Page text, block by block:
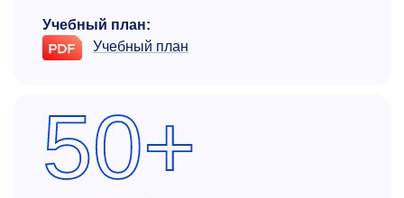
Учебный план:
Учебный план
50+